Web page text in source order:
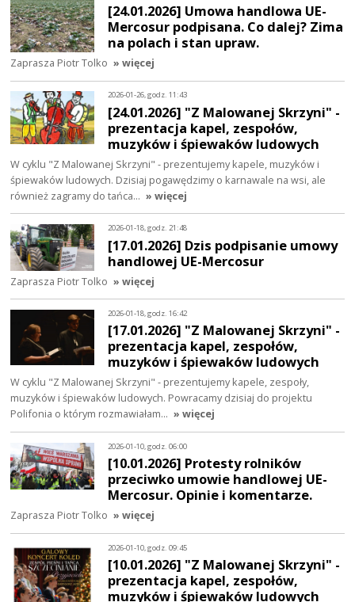
[24.01.2026] Umowa handlowa UE-
Mercosur podpisana. Co dalej? Zima
na polach i stan upraw.
Zaprasza Piotr Tolko » więcej
2026-01-26, godz. 11:43
[24.01.2026] "Z Malowanej Skrzyni" -
prezentacja kapel, zespołów,
muzyków i śpiewaków ludowych
W cyklu "Z Malowanej Skrzyni" - prezentujemy kapele, muzyków i
śpiewaków ludowych. Dzisiaj pogawędzimy o karnawale na wsi, ale
również zagramy do tańca… » więcej
2026-01-18, godz. 21:48
[17.01.2026] Dzis podpisanie umowy
handlowej UE-Mercosur
Zaprasza Piotr Tolko » więcej
2026-01-18, godz. 16:42
[17.01.2026] "Z Malowanej Skrzyni" -
prezentacja kapel, zespołów,
muzyków i śpiewaków ludowych
W cyklu "Z Malowanej Skrzyni" - prezentujemy kapele, zespoły,
muzyków i śpiewaków ludowych. Powracamy dzisiaj do projektu
Polifonia o którym rozmawiałam… » więcej
2026-01-10, godz. 06:00
[10.01.2026] Protesty rolników
przeciwko umowie handlowej UE-
Mercosur. Opinie i komentarze.
Zaprasza Piotr Tolko » więcej
2026-01-10, godz. 09:45
[10.01.2026] "Z Malowanej Skrzyni" -
prezentacja kapel, zespołów,
muzyków i śpiewaków ludowych